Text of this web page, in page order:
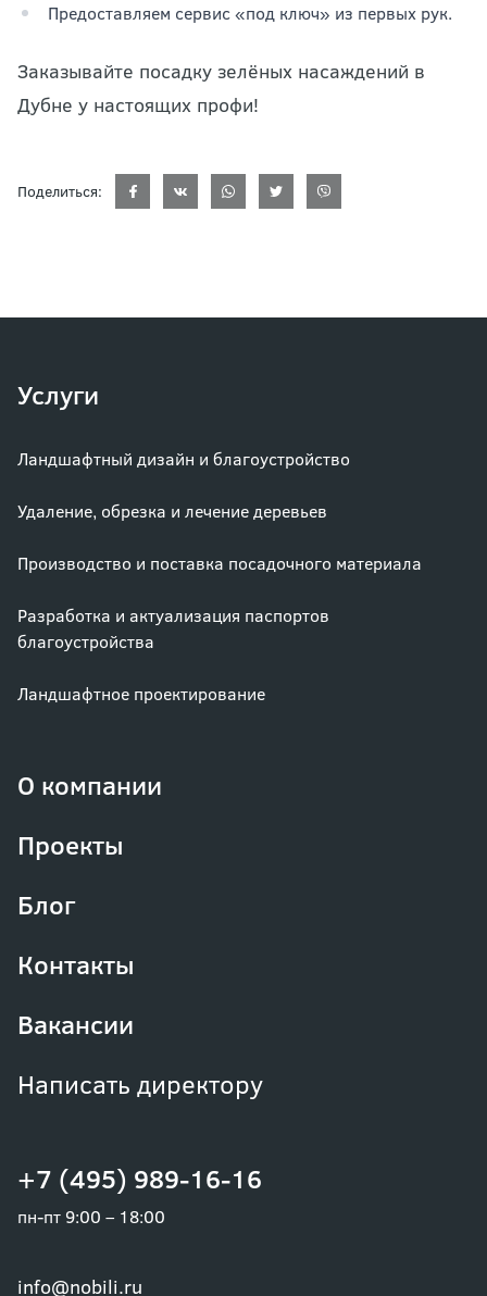
Предоставляем сервис «под ключ» из первых рук.
Заказывайте посадку зелёных насаждений в
Дубне у настоящих профи!
Поделиться:
+7 (495) 989-16-16
пн-пт 9:00 – 18:00
info@nobili.ru
Услуги
Ландшафтный дизайн и благоустройство
Удаление, обрезка и лечение деревьев
Производство и поставка посадочного материала
Разработка и актуализация паспортов
благоустройства
Ландшафтное проектирование
О компании
Проекты
Блог
Контакты
Вакансии
Написать директору